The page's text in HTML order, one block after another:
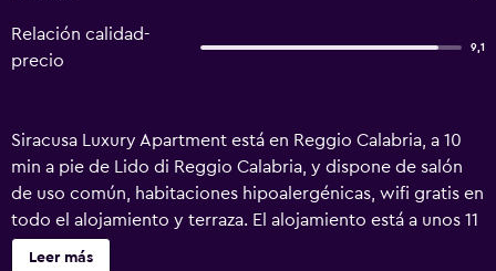
Relación calidad-
precio
9,1
Siracusa Luxury Apartment está en Reggio Calabria, a 10
min a pie de Lido di Reggio Calabria, y dispone de salón
de uso común, habitaciones hipoalergénicas, wifi gratis en
todo el alojamiento y terraza. El alojamiento está a unos 11
min a pie de Castillo Aragonés, a 700 metros de
Leer más